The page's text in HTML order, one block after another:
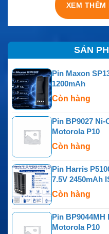
XEM THÊM
SẢN
Pin Maxon
1200mAh
Còn hàng
Pin BP9027
Motorola P10
Còn hàng
Pin Harris
7.5V 2450mAh
Còn hàng
Pin
Motorola P10